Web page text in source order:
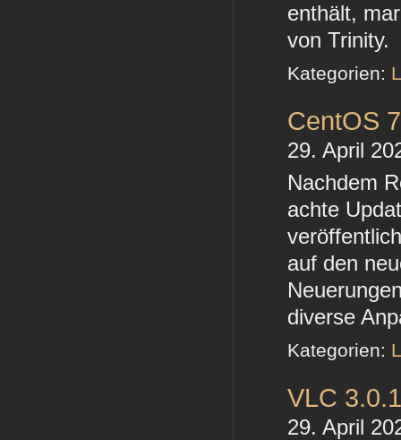
enthält,
von Trinity.
Kategorien:
CentOS
29. April
Nachdem
achte
auf den
diverse
Kategorien:
VLC
29. April